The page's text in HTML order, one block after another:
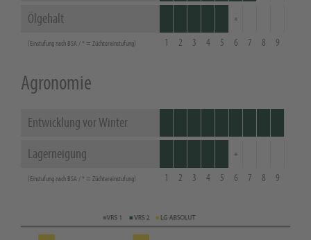
Ölgehalt
(Einstufung nach BSA / * = Züchtereinstufung) 1 2 3 4 5 6 7 8 9
Agronomie
Entwicklung vor Winter
Lagerneigung
(Einstufung nach BSA / * = Züchtereinstufung) 1 2 3 4 5 6 7 8 9